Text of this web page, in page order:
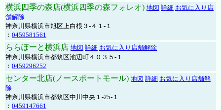
横浜四季の森店(横浜四季の森フォレオ) 地図 詳細 お気に入り店
舗解除
神奈川県横浜市旭区上白根３-４１-１
： 0459581561
ららぽーと横浜店 地図 詳細 お気に入り店舗解除
神奈川県横浜市都筑区池辺町４０３５-１
： 0459296252
センター北店(ノースポートモール) 地図 詳細 お気に入り店舗解
除
神奈川県横浜市都筑区中川中央１-25-１
： 0459147661